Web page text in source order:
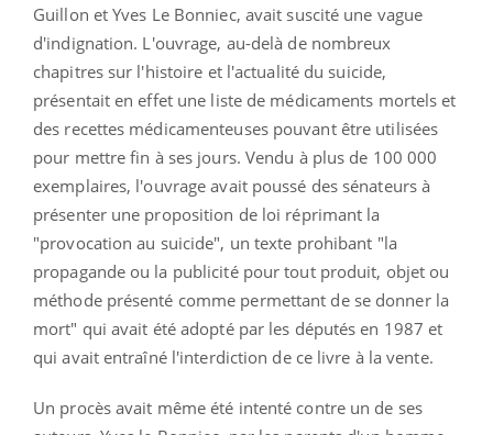
Guillon et Yves Le Bonniec, avait suscité une vague
d'indignation. L'ouvrage, au-delà de nombreux
chapitres sur l'histoire et l'actualité du suicide,
présentait en effet une liste de médicaments mortels et
des recettes médicamenteuses pouvant être utilisées
pour mettre fin à ses jours. Vendu à plus de 100 000
exemplaires, l'ouvrage avait poussé des sénateurs à
présenter une proposition de loi réprimant la
"provocation au suicide", un texte prohibant "la
propagande ou la publicité pour tout produit, objet ou
méthode présenté comme permettant de se donner la
mort" qui avait été adopté par les députés en 1987 et
qui avait entraîné l'interdiction de ce livre à la vente.
Un procès avait même été intenté contre un de ses